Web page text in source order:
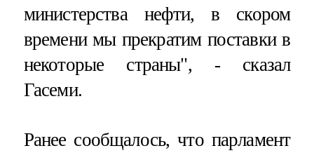
министерства нефти, в скором
времени мы прекратим поставки в
некоторые страны", - сказал
Гасеми.
Ранее сообщалось, что парламент